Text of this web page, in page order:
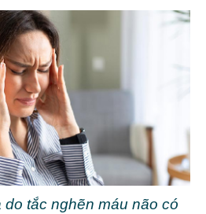
tắc nghẽn máu não có